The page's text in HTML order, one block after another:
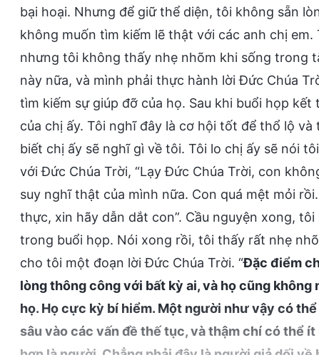
bại hoại. Nhưng để giữ thể diện, tôi không sẵn
không muốn tìm kiếm lẽ thật với các anh chị
nhưng tôi không thấy nhẹ nhõm khi sống trong
này nữa, và mình phải thực hành lời Đức Chúa
tìm kiếm sự giúp đỡ của họ. Sau khi buổi họp
của chị ấy. Tôi nghĩ đây là cơ hội tốt để thổ lộ
biết chị ấy sẽ nghĩ gì về tôi. Tôi lo chị ấy sẽ nói
với Đức Chúa Trời, “Lạy Đức Chúa Trời, con
suy nghĩ thật của mình nữa. Con quá mệt mỏi
thực, xin hãy dẫn dắt con”. Cầu nguyện xong,
trong buổi họp. Nói xong rồi, tôi thấy rất nhẹ
cho tôi một đoạn lời Đức Chúa Trời. “Đặc điểm
lòng thông công với bất kỳ ai, và họ cũng
họ. Họ cực kỳ bí hiểm. Một người như vậy có
sâu vào các vấn đề thế tục, và thậm chí có thể